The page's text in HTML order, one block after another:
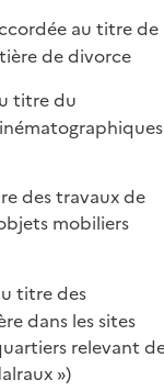
au titre de
de divorce
titre du
des travaux de
mobiliers
titre des
dans les sites
relevant
»)